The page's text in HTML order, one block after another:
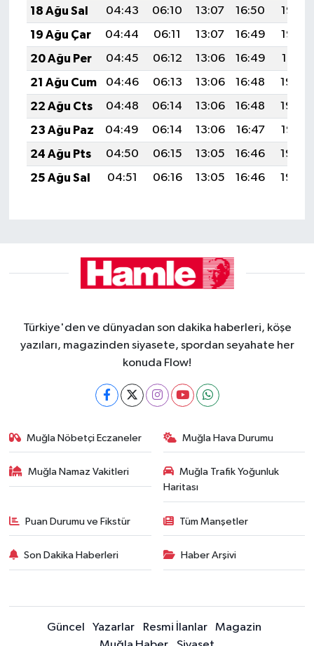
18 Ağu Sal
04:43 06:10 13:07 16:50
19:53
19 Ağu Çar
04:44 06:11 13:07 16:49
19:52
20 Ağu Per
04:45 06:12 13:06 16:49
19:51
21 Ağu Cum
04:46 06:13 13:06 16:48
19:49
22 Ağu Cts
04:48 06:14 13:06 16:48
19:48
23 Ağu Paz
04:49 06:14 13:06 16:47
19:47
24 Ağu Pts
04:50 06:15 13:05 16:46
19:45
25 Ağu Sal
04:51 06:16 13:05 16:46 19:44
Türkiye'den ve dünyadan son dakika haberleri, köşe
yazıları, magazinden siyasete, spordan seyahate her
konuda Flow!
Muğla Nöbetçi Eczaneler Muğla Hava Durumu
Muğla Namaz Vakitleri
Muğla Trafik Yoğunluk
Haritası
Puan Durumu ve Fikstür Tüm Manşetler
Son Dakika Haberleri Haber Arşivi
Güncel Yazarlar Resmi İlanlar
Magazin